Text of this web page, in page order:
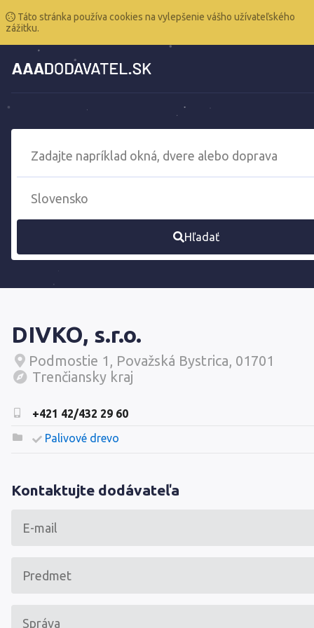
Táto stránka používa cookies na vylepšenie vášho užívateľského
zážitku.
Hľadať
DIVKO, s.r.o.
Podmostie 1, Považská Bystrica, 01701
Trenčiansky kraj
+421 42/432 29 60
Palivové drevo
Kontaktujte dodávateľa